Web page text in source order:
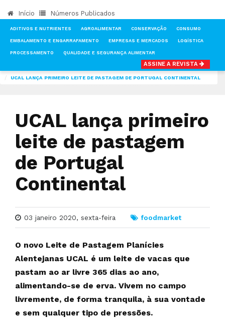
Início Números Publicados
ADITIVOS E NUTRIENTES AGROALIMENTAR CONSERVAÇÃO CONSUMO
EMBALAMENTO E ENGARRAFAMENTO EMPRESAS E MERCADOS LOGÍSTICA
PROCESSAMENTO QUALIDADE E SEGURANÇA ALIMENTAR
ASSINE A REVISTA
UCAL LANÇA PRIMEIRO LEITE DE PASTAGEM DE PORTUGAL CONTINENTAL
UCAL lança primeiro
leite de pastagem
de Portugal
Continental
03 janeiro 2020, sexta-feira foodmarket
O novo Leite de Pastagem Planícies
Alentejanas UCAL é um leite de vacas que
pastam ao ar livre 365 dias ao ano,
alimentando-se de erva. Vivem no campo
livremente, de forma tranquila, à sua vontade
e sem qualquer tipo de pressões.